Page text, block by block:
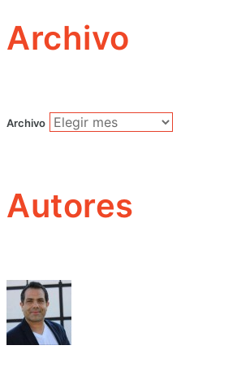
Archivo
Archivo
Autores